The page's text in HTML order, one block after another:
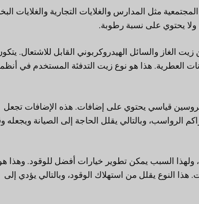
مثل المدارس والغلايات التجارية والغلايات
ولا يحتوي على نسبة رطوبة.
الغاز والسائل الهيدروكربوني القابل للاشتعال.
العطرية. هذا هو نوع زيت التدفئة المستخدم في
قياسي يحتوي على إضافات. هذه الإضافات تجعل
الرواسب، وبالتالي يقلل الحاجة إلى الصيانة ويجعله
السبب يمكن تطوير خيارات أفضل للوقود. وهذا
النوع يقلل من استهلاك الوقود، وبالتالي يؤدي إلى